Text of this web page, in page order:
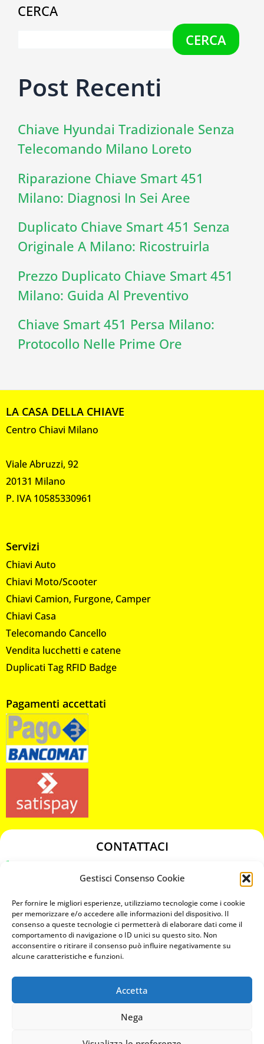
Gestisci Consenso Cookie
Per fornire le migliori esperienze, utilizziamo tecnologie come i cookie
per memorizzare e/o accedere alle informazioni del dispositivo. Il
consenso a queste tecnologie ci permetterà di elaborare dati come il
comportamento di navigazione o ID unici su questo sito. Non
acconsentire o ritirare il consenso può influire negativamente su
alcune caratteristiche e funzioni.
Accetta
Nega
CERCA
CERCA
Post Recenti
Chiave Hyundai Tradizionale Senza
Telecomando Milano Loreto
Riparazione Chiave Smart 451
Milano: Diagnosi In Sei Aree
Duplicato Chiave Smart 451 Senza
Originale A Milano: Ricostruirla
Prezzo Duplicato Chiave Smart 451
Milano: Guida Al Preventivo
Chiave Smart 451 Persa Milano:
Protocollo Nelle Prime Ore
LA CASA DELLA CHIAVE
Centro Chiavi Milano
Viale Abruzzi, 92
20131 Milano
P. IVA 10585330961
Servizi
Chiavi Auto
Chiavi Moto/Scooter
Chiavi Camion, Furgone, Camper
Chiavi Casa
Telecomando Cancello
Vendita lucchetti e catene
Duplicati Tag RFID Badge
Pagamenti accettati
CONTATTACI
chiavicodificate@gmail.com
Privacy Policy
Cookie Policy
MAPS
CHIAMA ORA